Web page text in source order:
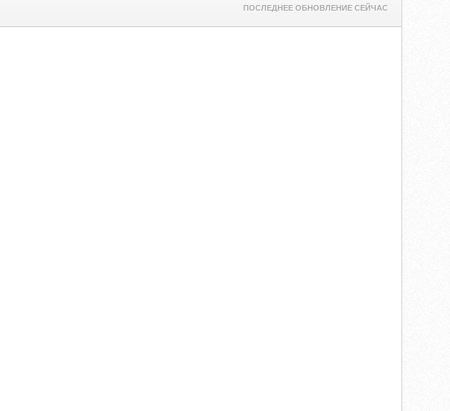
ПОСЛЕДНЕЕ ОБНОВЛЕНИЕ СЕЙЧАС